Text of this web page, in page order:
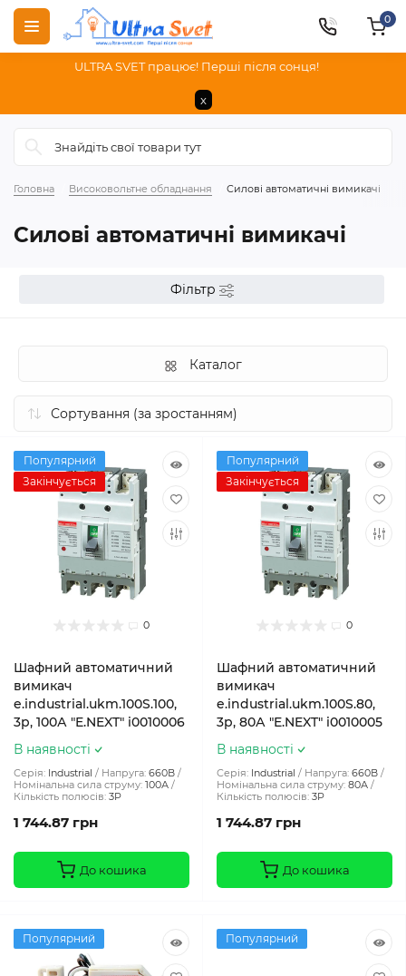
ULTRA SVET працює! Перші після сонця!
x
0
Головна Високовольтне обладнання Силові автоматичні вимикачі
Силові автоматичні вимикачі
Фільтр
Каталог
Популярний
Закінчується
0
Шафний автоматичний
вимикач
e.industrial.ukm.100S.100,
3р, 100А "E.NEXT" i0010006
В наявності
Серія: Industrial Напруга: 660В
Номінальна сила струму: 100А
Кількість полюсів: 3P
1 744.87 грн
До кошика
Популярний
Закінчується
0
Шафний автоматичний
вимикач
e.industrial.ukm.100S.80,
3р, 80А "E.NEXT" i0010005
В наявності
Серія: Industrial Напруга: 660В
Номінальна сила струму: 80А
Кількість полюсів: 3P
1 744.87 грн
До кошика
Популярний Популярний